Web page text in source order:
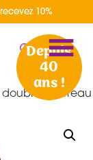
10%
Depuis
40
ans !
bourreau